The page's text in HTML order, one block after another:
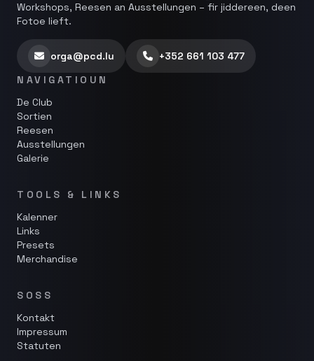
Workshops, Reesen an Ausstellungen – fir jiddereen, deen
Fotoe lieft.
orga@pcd.lu
+352 661 103 477
NAVIGATIOUN
De Club
Sortien
Reesen
Ausstellungen
Galerie
TOOLS & LINKS
Kalenner
Links
Presets
Merchandise
SOSS
Kontakt
Impressum
Statuten